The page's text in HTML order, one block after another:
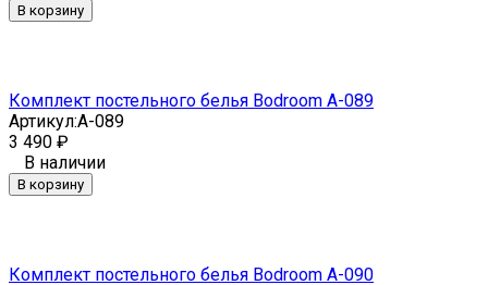
В корзину
Комплект постельного белья Bodroom A-089
Артикул:A-089
3 490 ₽
В наличии
В корзину
Комплект постельного белья Bodroom A-090